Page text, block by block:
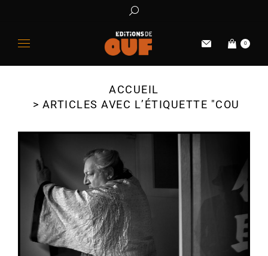
0
ACCUEIL
ARTICLES AVEC L’ÉTIQUETTE "COURT